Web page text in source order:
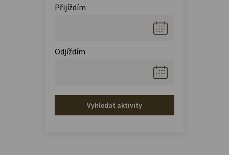
Přijíždím
Odjíždím
Vyhledat aktivity